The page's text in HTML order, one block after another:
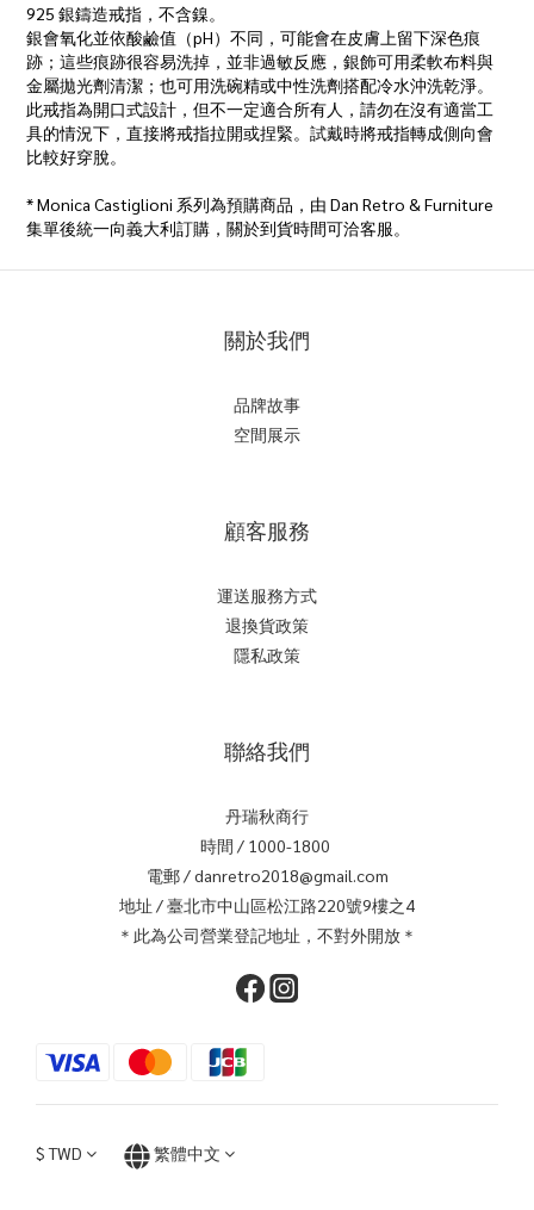
925 銀鑄造戒指，不含鎳。
銀會氧化並依酸鹼值（pH）不同，可能會在皮膚上留下深色痕
跡；這些痕跡很容易洗掉，並非過敏反應，銀飾可用柔軟布料與
金屬拋光劑清潔；也可用洗碗精或中性洗劑搭配冷水沖洗乾淨。
此戒指為開口式設計，但不一定適合所有人，請勿在沒有適當工
具的情況下，直接將戒指拉開或捏緊。試戴時將戒指轉成側向會
比較好穿脫。
* Monica Castiglioni 系列為預購商品，由 Dan Retro & Furniture
集單後統一向義大利訂購，關於到貨時間可洽客服。
關於我們
品牌故事
空間展示
顧客服務
運送服務方式
退換貨政策
隱私政策
聯絡我們
丹瑞秋商行
時間 / 1000-1800
電郵 / danretro2018@gmail.com
地址 / 臺北市中山區松江路220號9樓之4
＊此為公司營業登記地址，不對外開放＊
$ TWD 繁體中文